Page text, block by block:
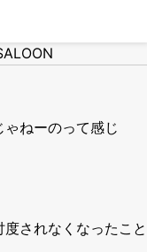
ねーのって感じ
されなくなったこと